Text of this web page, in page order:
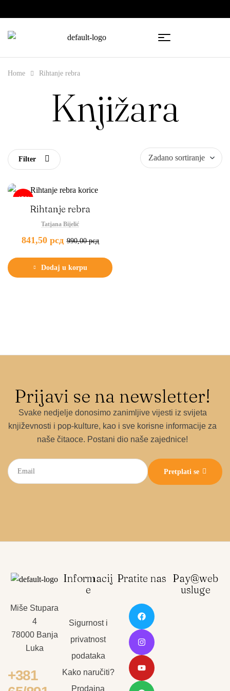
Home Rihtanje rebra
Knjižara
Filter
-15%
Rihtanje rebra
Tatjana Bijelić
990,00рсд
841,50 рсд
Dodaj u korpu
Prijavi se na newsletter!
Svake nedjelje donosimo zanimljive vijesti iz svijeta
književnosti i pop-kulture, kao i sve korisne informacije za
naše čitaoce. Postani dio naše zajednice!
Pretplati se
Miše Stupara
4
78000 Banja
Luka
+381
Informacij
e
Sigurnost i
privatnost
podataka
Kako naručiti?
Prodajna
Pratite nas Pay@web
usluge